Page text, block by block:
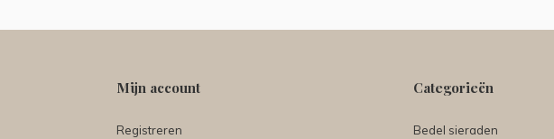
Mijn account
Registreren
Categorieën
Bedel sieraden